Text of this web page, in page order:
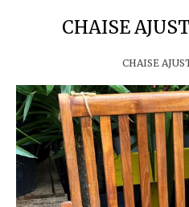
CHAISE
CHAISE